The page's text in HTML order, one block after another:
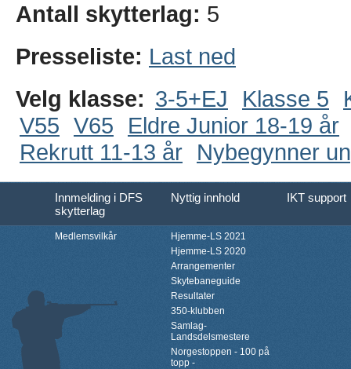
Antall skytterlag: 5
Presseliste: Last ned
Velg klasse: 3-5+EJ Klasse 5
V55 V65
Eldre Junior 18-19 år
Rekrutt 11-13 år
Nybegynner
Innmelding i DFS
skytterlag
Nyttig innhold IKT support
Medlemsvilkår
Hjemme-LS 2021
Hjemme-LS 2020
Arrangementer
Skytebaneguide
Resultater
350-klubben
Samlag-
Landsdelsmestere
Norgestoppen - 100 på
topp -